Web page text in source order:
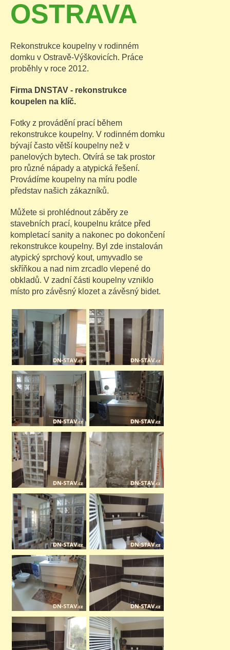
OSTRAVA
Rekonstrukce koupelny v rodinném
domku v Ostravě-Výškovicích. Práce
proběhly v roce 2012.
Firma DNSTAV - rekonstrukce
koupelen na klíč.
Fotky z provádění prací během
rekonstrukce koupelny. V rodinném domku
bývají často větší koupelny než v
panelových bytech. Otvírá se tak prostor
pro různé nápady a atypická řešení.
Provádíme koupelny na míru podle
představ našich zákazníků.
Můžete si prohlédnout záběry ze
stavebních prací, koupelnu krátce před
kompletací sanity a nakonec po dokončení
rekonstrukce koupelny. Byl zde instalován
atypický sprchový kout, umyvadlo se
skříňkou a nad nim zrcadlo vlepené do
obkladů. V zadní části koupelny vzniklo
místo pro závěsný klozet a závěsný bidet.